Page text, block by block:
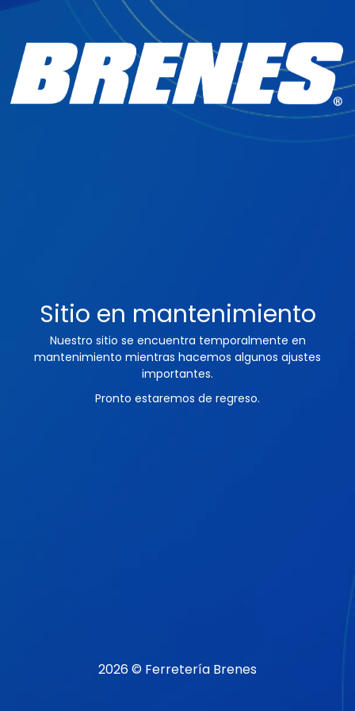
Sitio en mantenimiento
Nuestro sitio se encuentra temporalmente en
mantenimiento mientras hacemos algunos ajustes
importantes.
Pronto estaremos de regreso.
2026 © Ferretería Brenes